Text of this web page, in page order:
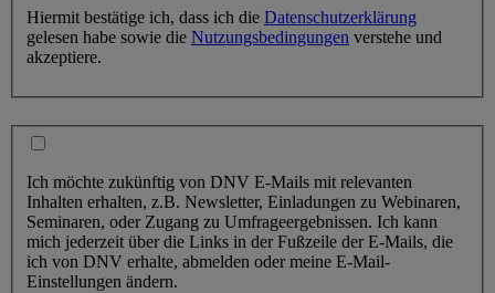
Hiermit bestätige ich, dass ich die Datenschutzerklärung
gelesen habe sowie die Nutzungsbedingungen verstehe und
akzeptiere.
Ich möchte zukünftig von DNV E-Mails mit relevanten
Inhalten erhalten, z.B. Newsletter, Einladungen zu Webinaren,
Seminaren, oder Zugang zu Umfrageergebnissen. Ich kann
mich jederzeit über die Links in der Fußzeile der E-Mails, die
ich von DNV erhalte, abmelden oder meine E-Mail-
Einstellungen ändern.